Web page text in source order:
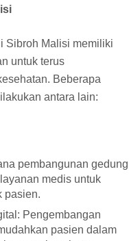
Sibroh Malisi memiliki
untuk terus
Beberapa
antara lain:
pembangunan gedung
medis untuk
pasien.
Pengembangan
pasien dalam